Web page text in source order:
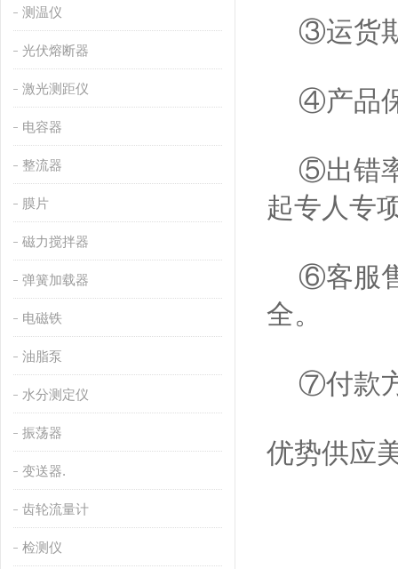
测温仪
光伏熔断器
激光测距仪
电容器
整流器
膜片
磁力搅拌器
弹簧加载器
电磁铁
油脂泵
水分测定仪
振荡器
变送器.
齿轮流量计
检测仪
③运货期
④产品
⑤出错率
起专人专
⑥客服售
全。
⑦付款
优势供应